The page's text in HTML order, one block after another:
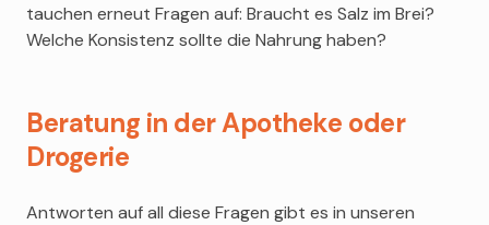
tauchen erneut Fragen auf: Braucht es Salz im Brei?
Welche Konsistenz sollte die Nahrung haben?
Beratung in der Apotheke oder
Drogerie
Antworten auf all diese Fragen gibt es in unseren